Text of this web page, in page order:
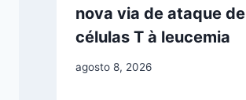
nova via de ataque de
células T à leucemia
agosto 8, 2026